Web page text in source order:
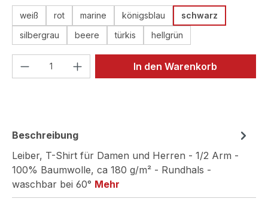
weiß rot marine königsblau
schwarz
silbergrau
beere türkis hellgrün
Produkt Anzahl: Gib denIn den Warenkorb
Beschreibung
Leiber, T-Shirt für Damen und Herren - 1/2 Arm -
100% Baumwolle, ca 180 g/m² - Rundhals -
waschbar bei 60° Mehr